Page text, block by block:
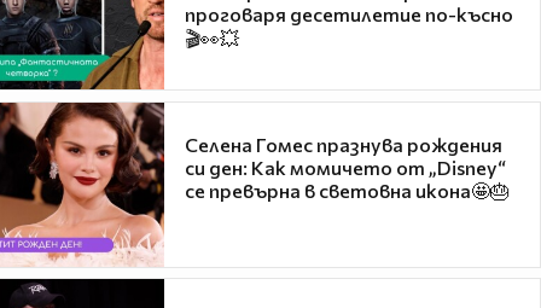
проговаря десетилетие по-късно
🎬👀💥
Селена Гомес празнува рождения
си ден: Как момичето от „Disney“
се превърна в световна икона🤩🎂